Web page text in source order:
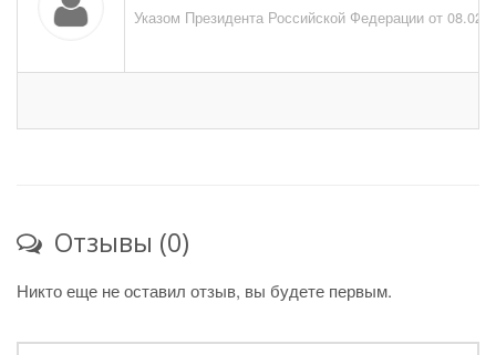
Указом Президента Российской Федерации от
Отзывы (0)
Никто еще не оставил отзыв, вы будете первым.